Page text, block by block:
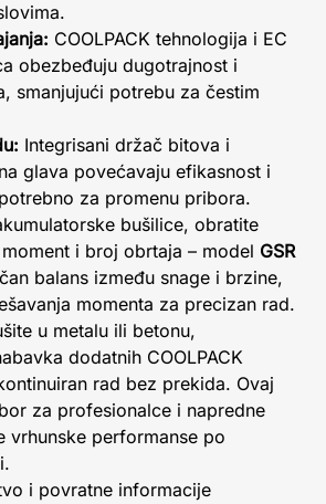
COOLPACK tehnologija i EC
obezbeđuju dugotrajnost i
smanjujući potrebu za čestim
Integrisani držač bitova i
glava povećavaju efikasnost i
za promenu pribora.
bušilice, obratite
i broj obrtaja – model GSR
balans između snage i brzine,
momenta za precizan rad.
u metalu ili betonu,
dodatnih COOLPACK
rad bez prekida. Ovaj
za profesionalce i napredne
vrhunske performanse po
i povratne informacije